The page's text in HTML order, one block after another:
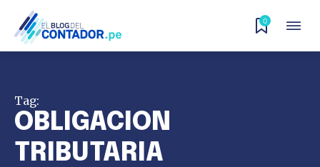
0
Tag:
OBLIGACION
TRIBUTARIA